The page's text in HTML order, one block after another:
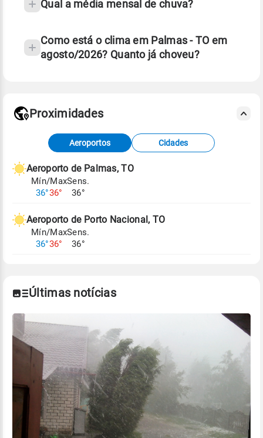
Qual a média mensal de chuva?
Como está o clima em Palmas - TO em
agosto/2026? Quanto já choveu?
Fonte: dados combinados de estações
meteorológicas e satélite do Centro de Previsão
de Tempo e Estudos Climáticos (CPTEC).
Para obter mais informações sobre os dados
Proximidades
Aeroportos Cidades
Aeroporto de Palmas, TO
Mín/Max
36°36°
Sens.
36°
Aeroporto de Porto Nacional, TO
Mín/Max
36°36°
Sens.
36°
Últimas notícias